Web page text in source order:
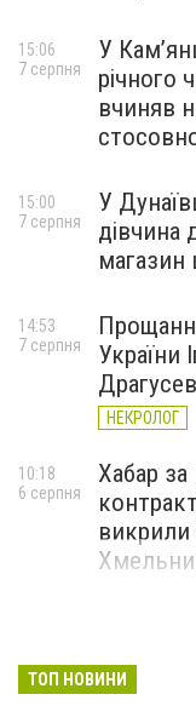
У
річного
вчиняв
15:06
7 серпня
У
дівчина
магазин
15:00
7 серпня
України
НЕКРОЛОГ
14:53
7 серпня
Хабар за
викрили
10:18
6 серпня
ТОП НОВИНИ